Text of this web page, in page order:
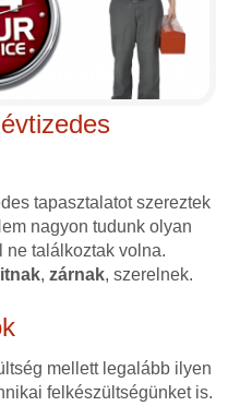
tapasztalatot szereztek
nagyon tudunk olyan
találkoztak volna.
, zárnak, szerelnek.
mellett legalább ilyen
felkészültségünket is.